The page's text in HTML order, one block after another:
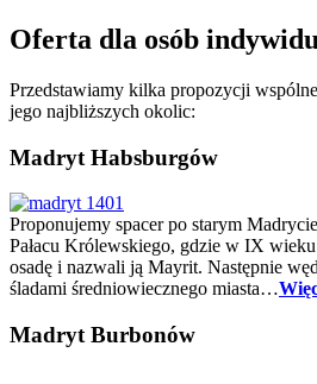
Oferta dla osób
Przedstawiamy kilka propozycji
jego najbliższych okolic:
Madryt Habsburgów
Proponujemy spacer po starym
Pałacu Królewskiego, gdzie w IX wieku
osadę i nazwali ją Mayrit. Następnie
śladami średniowiecznego miasta…
Madryt Burbonów